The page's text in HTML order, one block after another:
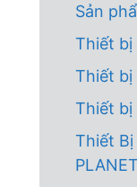
Sản
Thiết bị
Thiết bị
Thiết bị
Thiết Bị
PLANET